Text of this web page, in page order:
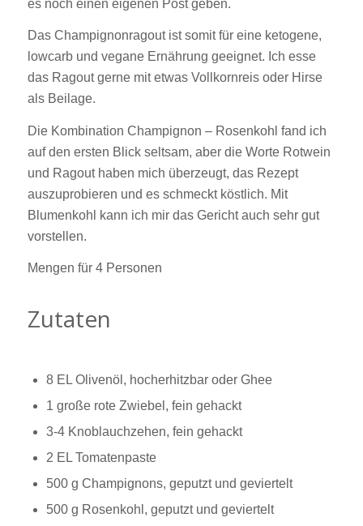
es noch einen eigenen Post geben.
Das Champignonragout ist somit für eine ketogene,
lowcarb und vegane Ernährung geeignet. Ich esse
das Ragout gerne mit etwas Vollkornreis oder Hirse
als Beilage.
Die Kombination Champignon – Rosenkohl fand ich
auf den ersten Blick seltsam, aber die Worte Rotwein
und Ragout haben mich überzeugt, das Rezept
auszuprobieren und es schmeckt köstlich. Mit
Blumenkohl kann ich mir das Gericht auch sehr gut
vorstellen.
Mengen für 4 Personen
Zutaten
8 EL Olivenöl, hocherhitzbar oder Ghee
1 große rote Zwiebel, fein gehackt
3-4 Knoblauchzehen, fein gehackt
2 EL Tomatenpaste
500 g Champignons, geputzt und geviertelt
500 g Rosenkohl, geputzt und geviertelt